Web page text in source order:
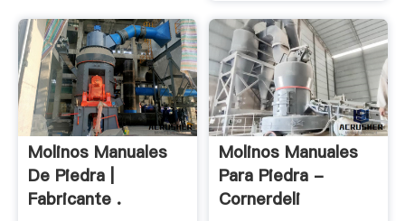
Molinos Manuales
De Piedra |
Fabricante .
Molinos Manuales
Para Piedra -
Cornerdeli